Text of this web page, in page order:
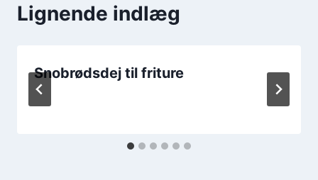
Lignende indlæg
Snobrødsdej til friture